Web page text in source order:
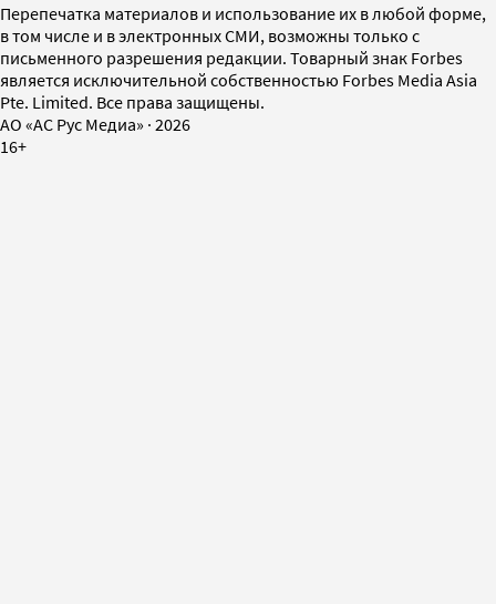
Перепечатка материалов и использование их в любой форме,
в том числе и в электронных СМИ, возможны только с
письменного разрешения редакции. Товарный знак Forbes
является исключительной собственностью Forbes Media Asia
Pte. Limited. Все права защищены.
AO «АС Рус Медиа» · 2026
16+